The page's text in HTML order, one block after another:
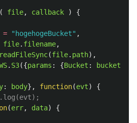
( file, callback )
{
= " hogehogeBucket" ,
file. filename,
readFileSync(file. path),
. S3({params : {Bucket : bucketName
: body}, function(evt)
{
(err, data)
{